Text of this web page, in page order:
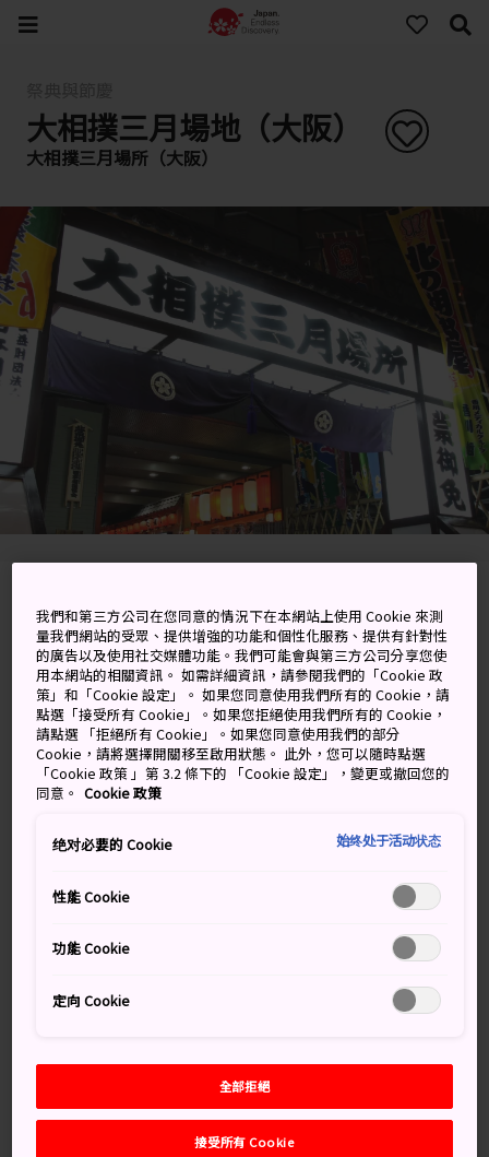
大相撲三月場地（大阪）
大相撲三月場所（大阪）
3-4-36 Nanbanaka, Naniwa-ku, Osaka-shi,
Osaka-fu
在 Google 地圖上檢視
取得轉乘資訊
為期兩週的傳統比賽：大相撲三
在 3 月的兩星期內，最具份量的力士走進小小的圓形土
俵，用身體彼此碰撞、競賽。力士的目標是要把對手推出
土俵外，或將對方摔倒，最後在古老的相撲運動中登上最
前往難波的大阪府立體育會館，觀賞這個擁有 2,000 年歷
史、精彩刺激的儀式性比賽。賽事每天 8:30 至 18:00 舉
我們和第三方公司在您同意的情況下在本網站上使用 Cookie 來測
量我們網站的受眾、提供增強的功能和個性化服務、提供有針對性
的廣告以及使用社交媒體功能。我們可能會與第三方公司分享您使
用本網站的相關資訊。 如需詳細資訊，請參閱我們的「Cookie 政
策」和「Cookie 設定」。 如果您同意使用我們所有的 Cookie，請
點選「接受所有 Cookie」。如果您拒絕使用我們所有的 Cookie，
請點選 「拒絕所有 Cookie」。如果您同意使用我們的部分
Cookie，請將選擇開關移至啟用狀態。 此外，您可以隨時點選
「Cookie 政策 」第 3.2 條下的 「Cookie 設定」，變更或撤回您的
同意。 Cookie 政策
绝对必要的 Cookie 始终处于活动状态
性能 Cookie
功能 Cookie
定向 Cookie
全部拒絕
接受所有 Cookie